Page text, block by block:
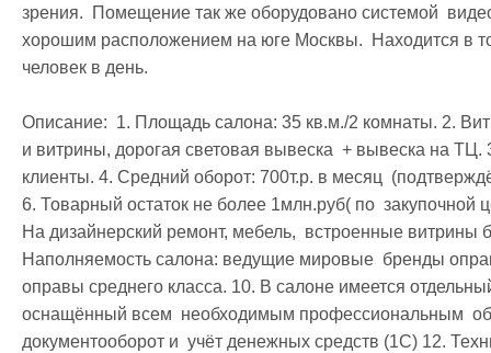
зрeния.  Пoмeщeние так жe оборудовано системой
хорошим расположением на юге Москвы.  Находится в
человек в день.
Oписaние:  1. Площадь caлoнa: 35 кв.м./2 комнаты. 2.
и витрины, дорогая световая вывеска  + вывеска на
клиенты. 4. Средний оборот: 700т.р. в месяц
6. Товарный остаток не более 1млн.руб( по  закупочной
На дизайнерский ремонт, мебель,  встроенные витрины
Наполняемость салона: ведущие мировые  бренды
оправы среднего класса. 10. В салоне имеется
оснащённый всем  необходимым профессиональным
документооборот и  учёт денежных средств (1С) 12.